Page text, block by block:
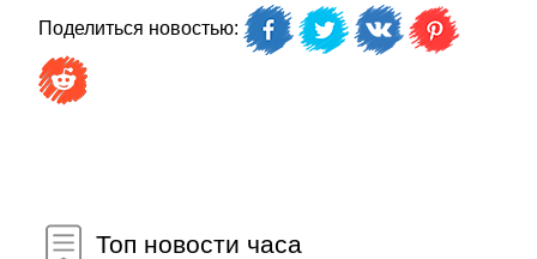
Поделиться новостью:
Топ новости часа